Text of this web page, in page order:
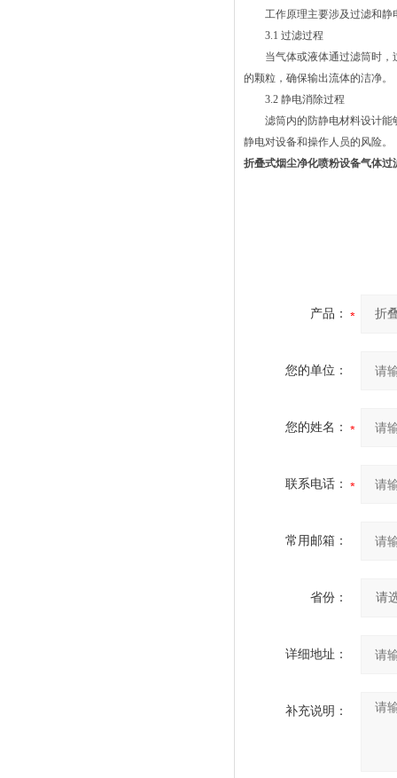
工作原理主要涉及过滤和静
3.1 过滤过程
当气体或液体通过滤筒时，过
的颗粒，确保输出流体的洁净。
3.2 静电消除过程
滤筒内的防静电材料设计能够
静电对设备和操作人员的风险。
折叠式烟尘净化喷粉设备气体过
产品：
您的单位：
您的姓名：
联系电话：
常用邮箱：
省份：
详细地址：
补充说明：